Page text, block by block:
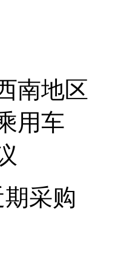
南地区
用车
期采购